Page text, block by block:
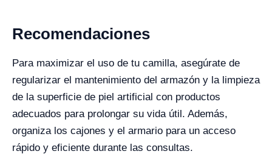
Recomendaciones
Para maximizar el uso de tu camilla, asegúrate de
regularizar el mantenimiento del armazón y la limpieza
de la superficie de piel artificial con productos
adecuados para prolongar su vida útil. Además,
organiza los cajones y el armario para un acceso
rápido y eficiente durante las consultas.